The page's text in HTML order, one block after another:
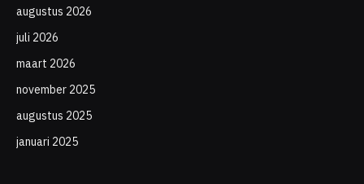
augustus 2026
juli 2026
maart 2026
november 2025
augustus 2025
januari 2025